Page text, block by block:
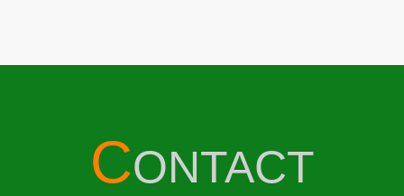
CONTACT